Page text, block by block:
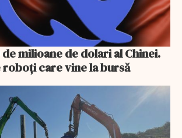
milioane de dolari al Chinei.
roboți care vine la bursă